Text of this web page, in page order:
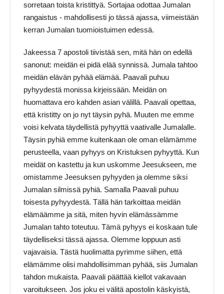
sorretaan toista kristittyä. Sortajaa odottaa Jumalan
rangaistus - mahdollisesti jo tässä ajassa, viimeistään
kerran Jumalan tuomioistuimen edessä.
Jakeessa 7 apostoli tiivistää sen, mitä hän on edellä
sanonut: meidän ei pidä elää synnissä. Jumala tahtoo
meidän elävän pyhää elämää. Paavali puhuu
pyhyydestä monissa kirjeissään. Meidän on
huomattava ero kahden asian välillä. Paavali opettaa,
että kristitty on jo nyt täysin pyhä. Muuten me emme
voisi kelvata täydellistä pyhyyttä vaativalle Jumalalle.
Täysin pyhiä emme kuitenkaan ole oman elämämme
perusteella, vaan pyhyys on Kristuksen pyhyyttä. Kun
meidät on kastettu ja kun uskomme Jeesukseen, me
omistamme Jeesuksen pyhyyden ja olemme siksi
Jumalan silmissä pyhiä. Samalla Paavali puhuu
toisesta pyhyydestä. Tällä hän tarkoittaa meidän
elämäämme ja sitä, miten hyvin elämässämme
Jumalan tahto toteutuu. Tämä pyhyys ei koskaan tule
täydelliseksi tässä ajassa. Olemme loppuun asti
vajavaisia. Tästä huolimatta pyrimme siihen, että
elämämme olisi mahdollisimman pyhää, siis Jumalan
tahdon mukaista. Paavali päättää kiellot vakavaan
varoitukseen. Jos joku ei välitä apostolin käskyistä,